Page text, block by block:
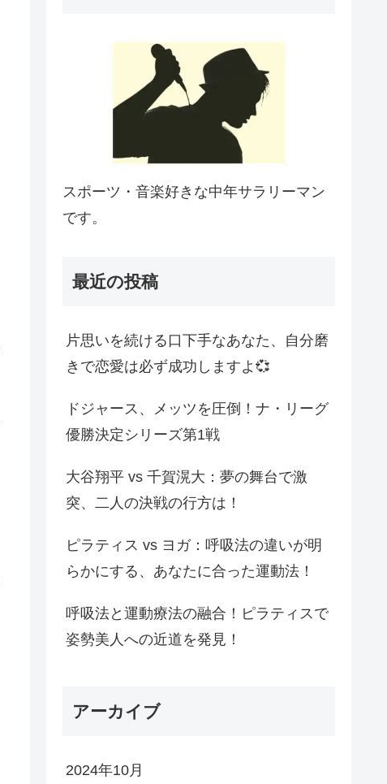
スポーツ・音楽好きな中年サラリーマン
です。
最近の投稿
片思いを続ける口下手なあなた、自分磨
きで恋愛は必ず成功しますよ💞
ドジャース、メッツを圧倒！ナ・リーグ
優勝決定シリーズ第1戦
大谷翔平 vs 千賀滉大：夢の舞台で激
突、二人の決戦の行方は！
ピラティス vs ヨガ：呼吸法の違いが明
らかにする、あなたに合った運動法！
呼吸法と運動療法の融合！ピラティスで
姿勢美人への近道を発見！
アーカイブ
2024年10月